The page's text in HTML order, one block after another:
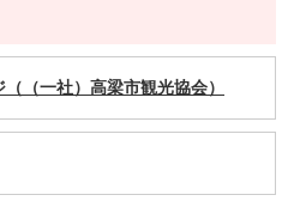
（一社）高梁市観光協会）